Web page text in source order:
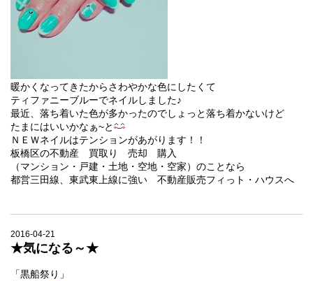
暖かくなってきたからさわやかな色にしたくて
ティファニーブルーでネイルしました♪
最近、落ち着いた色が多かったのでしょっと落ち着かないけど
たまにはいいかなぁ~と
ＮＥＷネイルはテンションがあがります！！
板橋区の不動産 買取り 売却 購入
（マンション・戸建・土地・空地・空家）のことなら
都営三田線、東武東上線に強い 不動産販売フィっト・ハウスへ
2016-04-21
★気になる～★
「黒船祭り」